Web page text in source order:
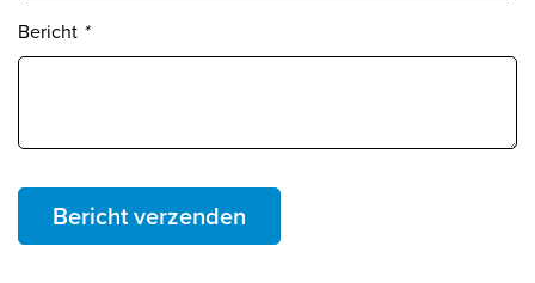
Bericht *
Bericht verzenden